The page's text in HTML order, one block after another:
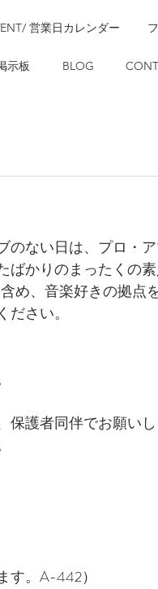
営業日カレンダー
示板 BLOG
のない日は、プロ・
ばかりのまったくの
め、音楽好きの拠点
さい。
護者同伴でお願いし
す。A-442）